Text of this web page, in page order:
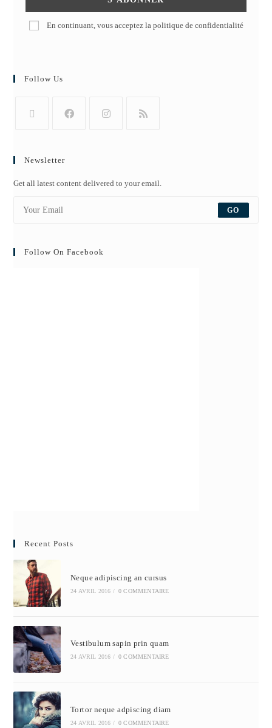
En continuant, vous acceptez la politique de confidentialité
Follow Us
Newsletter
Get all latest content delivered to your email.
GO
Follow On Facebook
Recent Posts
Neque adipiscing an cursus
24 AVRIL 2016 / 0 COMMENTAIRE
Vestibulum sapin prin quam
24 AVRIL 2016 / 0 COMMENTAIRE
Tortor neque adpiscing diam
24 AVRIL 2016 / 0 COMMENTAIRE